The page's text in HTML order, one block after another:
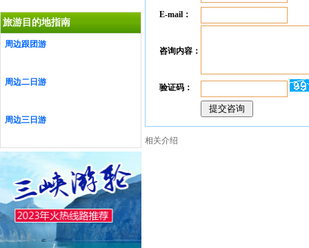
旅游目的地指南
周边跟团游
周边二日游
周边三日游
E-mail：
咨询内容：
验证码：
相关介绍